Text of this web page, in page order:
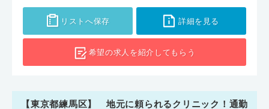
リストへ保存 詳細を見る
希望の求人を紹介してもらう
【東京都練馬区】 地元に頼られるクリニック！通勤